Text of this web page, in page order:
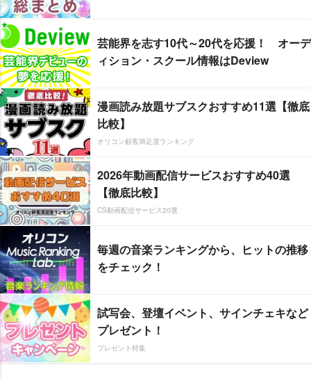
芸能界を志す10代～20代を応援！ オーデ
ィション・スクール情報はDeview
漫画読み放題サブスクおすすめ11選【徹底
比較】
オリコン顧客満足度ランキング
2026年動画配信サービスおすすめ40選
【徹底比較】
CS動画配信サービス20選
毎週の音楽ランキングから、ヒットの推移
をチェック！
試写会、登壇イベント、サインチェキなど
プレゼント！
プレゼント特集